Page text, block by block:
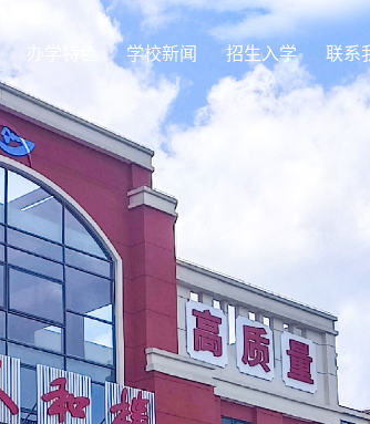
办学特色 学校新闻 招生入学 联系